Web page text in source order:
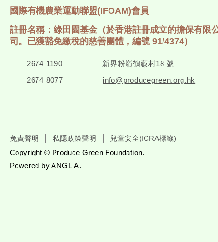
國際有機農業運動聯盟(IFOAM)會員
註冊名稱：綠田園基金（於香港註冊成立的擔保有限
司。已獲豁免繳稅的慈善團體，編號 91/4374）
2674 1190
新界粉嶺鶴藪村18 號
2674 8077
info@producegreen.org.hk
免責聲明 私隱政策聲明
兒童安全(ICRA標籤)
Copyright © Produce Green Foundation.
Powered byANGLIA.